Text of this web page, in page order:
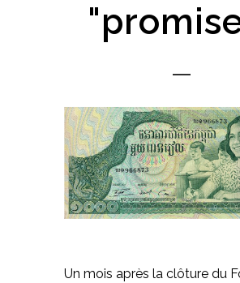
Un mois après la clôture du